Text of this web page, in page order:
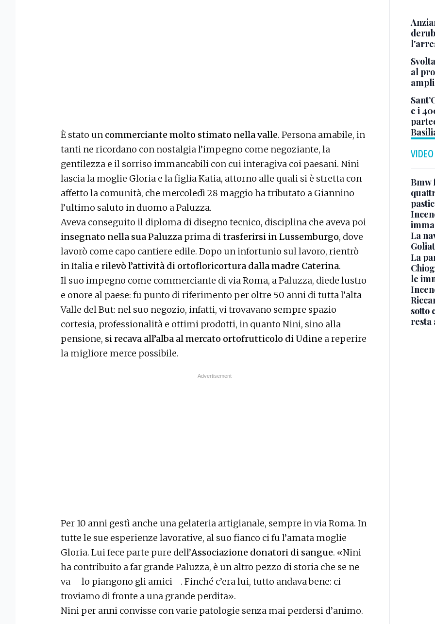
È stato un commerciante molto stimato nella valle. Persona amabile, in
tanti ne ricordano con nostalgia l’impegno come negoziante, la
gentilezza e il sorriso immancabili con cui interagiva coi paesani. Nini
lascia la moglie Gloria e la figlia Katia, attorno alle quali si è stretta con
affetto la comunità, che mercoledì 28 maggio ha tributato a Giannino
l’ultimo saluto in duomo a Paluzza.
Aveva conseguito il diploma di disegno tecnico, disciplina che aveva poi
insegnato nella sua Paluzza prima ditrasferirsi in Lussemburgo, dove
lavorò come capo cantiere edile. Dopo un infortunio sul lavoro, rientrò
in Italia e rilevò l’attività di ortofloricortura dalla madre Caterina.
Il suo impegno come commerciante di via Roma, a Paluzza, diede lustro
e onore al paese: fu punto di riferimento per oltre 50 anni di tutta l’alta
Valle del But: nel suo negozio, infatti, vi trovavano sempre spazio
cortesia, professionalità e ottimi prodotti, in quanto Nini, sino alla
pensione, si recava all’alba al mercato ortofrutticolo di Udine a reperire
la migliore merce possibile.
Per 10 anni gestì anche una gelateria artigianale, sempre in via Roma. In
tutte le sue esperienze lavorative, al suo fianco ci fu l’amata moglie
Gloria. Lui fece parte pure dell’Associazione donatori di sangue. «Nini
ha contribuito a far grande Paluzza, è un altro pezzo di storia che se ne
va – lo piangono gli amici –. Finché c’era lui, tutto andava bene: ci
troviamo di fronte a una grande perdita».
Nini per anni convisse con varie patologie senza mai perdersi d’animo.
al
e i
VIDEO
Bmw
La
La
le
sotto
resta